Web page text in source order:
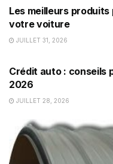
Les meilleurs
votre voiture
JUILLET 31, 2026
Crédit auto : conseils
2026
JUILLET 28, 2026